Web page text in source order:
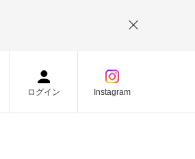
ログイン Instagram